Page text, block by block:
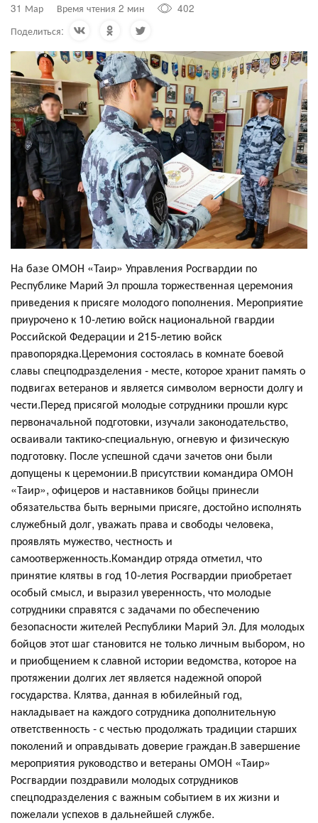
31 Мар Время чтения 2 мин
402
Поделиться:
На базе ОМОН «Таир» Управления Росгвардии по
Республике Марий Эл прошла торжественная церемония
приведения к присяге молодого пополнения. Мероприятие
приурочено к 10-летию войск национальной гвардии
Российской Федерации и 215-летию войск
правопорядка.Церемония состоялась в комнате боевой
славы спецподразделения - месте, которое хранит память о
подвигах ветеранов и является символом верности долгу и
чести.Перед присягой молодые сотрудники прошли курс
первоначальной подготовки, изучали законодательство,
осваивали тактико-специальную, огневую и физическую
подготовку. После успешной сдачи зачетов они были
допущены к церемонии.В присутствии командира ОМОН
«Таир», офицеров и наставников бойцы принесли
обязательства быть верными присяге, достойно исполнять
служебный долг, уважать права и свободы человека,
проявлять мужество, честность и
самоотверженность.Командир отряда отметил, что
принятие клятвы в год 10-летия Росгвардии приобретает
особый смысл, и выразил уверенность, что молодые
сотрудники справятся с задачами по обеспечению
безопасности жителей Республики Марий Эл. Для молодых
бойцов этот шаг становится не только личным выбором, но
и приобщением к славной истории ведомства, которое на
протяжении долгих лет является надежной опорой
государства. Клятва, данная в юбилейный год,
накладывает на каждого сотрудника дополнительную
ответственность - с честью продолжать традиции старших
поколений и оправдывать доверие граждан.В завершение
мероприятия руководство и ветераны ОМОН «Таир»
Росгвардии поздравили молодых сотрудников
спецподразделения с важным событием в их жизни и
пожелали успехов в дальнейшей службе.